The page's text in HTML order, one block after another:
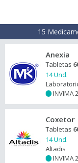
15
Anexia
Tabletas
14 Und.
INVIMA
Coxetor
Tabletas
14 Und.
Altadis
INVIMA